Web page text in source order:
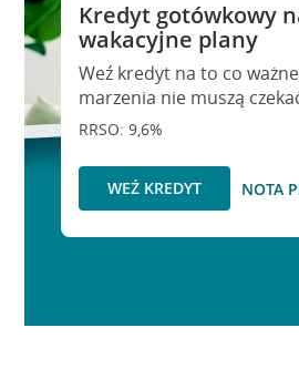
Kredyt gotówkowy
wakacyjne plany
Weź kredyt na to co
marzenia nie muszą
RRSO: 9,6%
WEŹ KREDYT NOTA